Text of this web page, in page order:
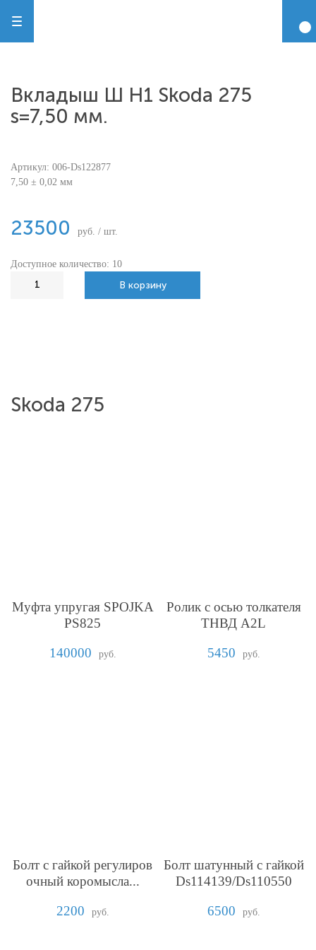
Вкладыш Ш Н1 Skoda 275
s=7,50 мм.
Артикул: 006-Ds122877
7,50 ± 0,02 мм
23500 руб. / шт.
Доступное количество: 10
В корзину
Skoda 275
Муфта упругая SPOJKA
PS825
140000
руб.
Ролик с осью толкателя
ТНВД A2L
5450
руб.
Болт с гайкой регулиров
очный коромысла...
2200
руб.
Болт шатунный с гайкой
Ds114139/Ds110550
6500
руб.